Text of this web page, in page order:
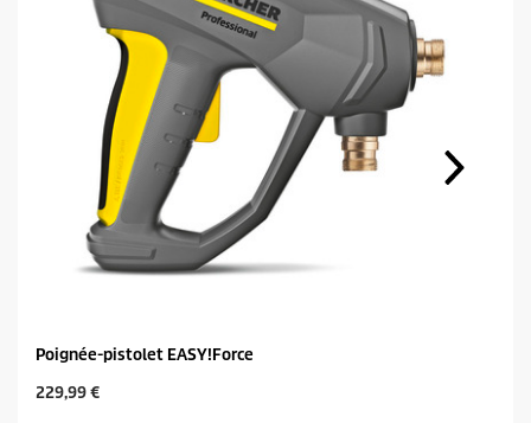
Poignée-pistolet EASY!Force
C
229,99 €